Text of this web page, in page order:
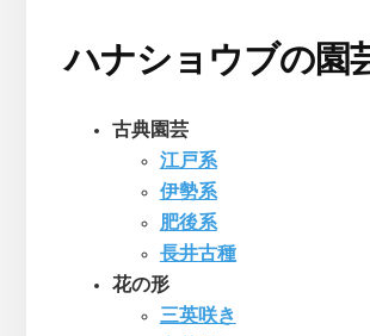
ハナショウブの園
古典園芸
江戸系
伊勢系
肥後系
長井古種
花の形
三英咲き